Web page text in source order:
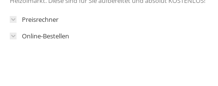
Preisrechner
Online-Bestellen